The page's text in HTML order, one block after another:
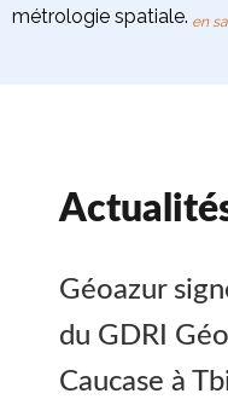
métrologie spatiale. en
Géoazur
du GDRI
Caucase à